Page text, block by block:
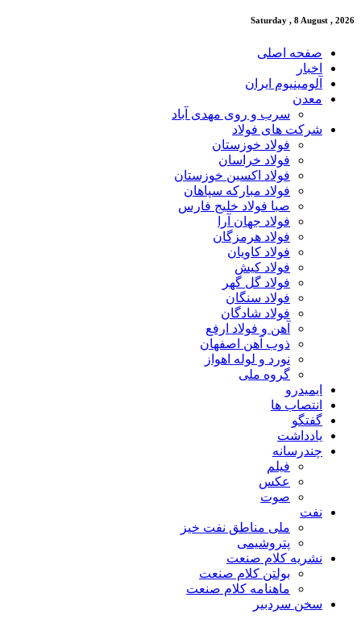
Saturday , 8 August , 2026
صفحه اصلی
اخبار
آلومینیوم ایران
معدن
سرب و روی مهدی آباد
شرکت های فولاد
فولاد خوزستان
فولاد خراسان
فولاد اکسین خوزستان
فولاد مبارکه سپاهان
صبا فولاد خلیج فارس
فولاد جهان آرا
فولاد هرمزگان
فولاد کاویان
فولاد کیش
فولاد گل گهر
فولاد سنگان
فولاد شادگان
آهن و فولاد ارفع
ذوب آهن اصفهان
نورد و لوله اهواز
گروه ملی
ایمیدرو
انتصاب ها
گفتگو
یادداشت
چندرسانه
فیلم
عکس
صوت
نفت
ملی مناطق نفت خیز
پتروشیمی
نشریه کلام صنعت
بولتن کلام صنعت
ماهنامه کلام صنعت
سخن سردبیر